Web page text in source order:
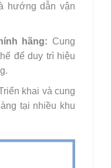
hướng dẫn vận
hãng: Cung
để duy trì hiệu
khai và cung
tại nhiều khu